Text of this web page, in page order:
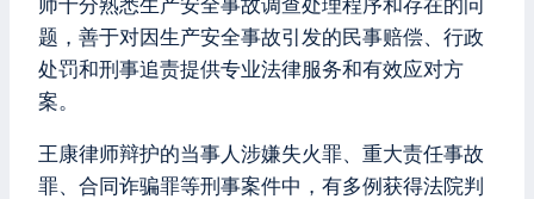
师十分熟悉生产安全事故调查处理程序和存在的问
题，善于对因生产安全事故引发的民事赔偿、行政
处罚和刑事追责提供专业法律服务和有效应对方
案。
王康律师辩护的当事人涉嫌失火罪、重大责任事故
罪、合同诈骗罪等刑事案件中，有多例获得法院判